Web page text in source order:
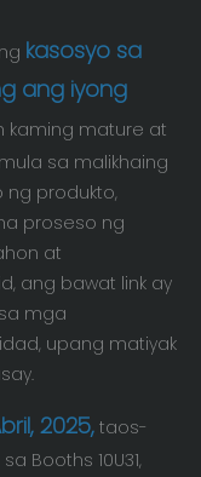
kasosyo sa
ang iyong
kaming mature at
sa malikhaing
ng produkto,
proseso ng
at
ang bawat link ay
mga
upang matiyak
2025, taos-
Booths 10U31,